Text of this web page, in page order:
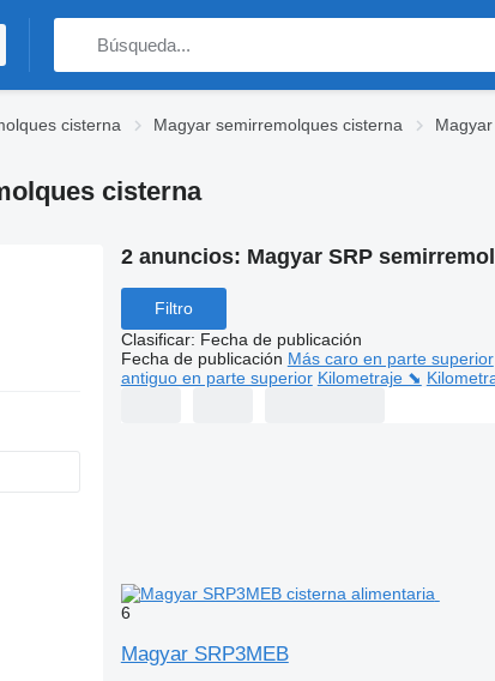
cisterna Magyar semirremolques cisterna Magyar
cisterna
2 anuncios: Magyar SRP
Filtro
Clasificar: Fecha de publicación
Fecha de publicación Más caro en parte superior
antiguo en parte superior Kilometraje ⬊
6
Magyar SRP3MEB